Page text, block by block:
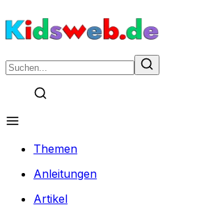
Themen
Anleitungen
Artikel